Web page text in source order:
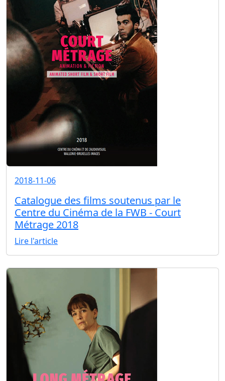
2018-11-06
Catalogue des films soutenus par le
Centre du Cinéma de la FWB - Court
Métrage 2018
Lire l'article